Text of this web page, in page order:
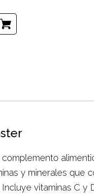
y minerales que
vitaminas C y